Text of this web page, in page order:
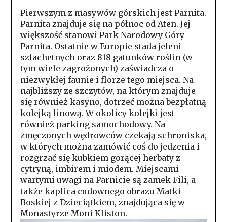
Pierwszym z masywów górskich jest Parnita.
Parnita znajduje się na północ od Aten. Jej
większość stanowi Park Narodowy Góry
Parnita. Ostatnie w Europie stada jeleni
szlachetnych oraz 818 gatunków roślin (w
tym wiele zagrożonych) zaświadcza o
niezwykłej faunie i florze tego miejsca. Na
najbliższy ze szczytów, na którym znajduje
się również kasyno, dotrzeć można bezpłatną
kolejką linową. W okolicy kolejki jest
również parking samochodowy. Na
zmęczonych wędrowców czekają schroniska,
w których można zamówić coś do jedzenia i
rozgrzać się kubkiem gorącej herbaty z
cytryną, imbirem i miodem. Miejscami
wartymi uwagi na Parnicie są zamek Fili, a
także kaplica cudownego obrazu Matki
Boskiej z Dzieciątkiem, znajdująca się w
Monastyrze Moni Kliston.